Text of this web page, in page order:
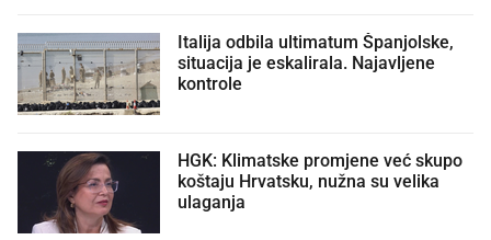
Italija odbila ultimatum Španjolske,
situacija je eskalirala. Najavljene
kontrole
HGK: Klimatske promjene već skupo
koštaju Hrvatsku, nužna su velika
ulaganja